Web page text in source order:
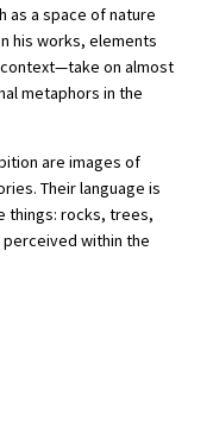
as a space of nature
his works, elements
on almost
metaphors in the
are images of
Their language is
things: rocks, trees,
within the